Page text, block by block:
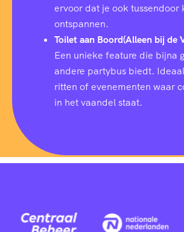
ervoor dat je ook tussendoor
ontspannen.
Toilet aan Boord(Alleen bij de
Een unieke feature die bijna
andere partybus biedt.
ritten of evenementen waar
in het vaandel staat.